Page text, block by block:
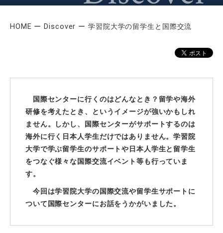
HOME Discover 学習院大学の留学生と国際交流
国際センターに行くのはどんなとき？留学や海外
研修を考えたとき、というイメージが強いかもしれ
ません。しかし、国際センターがサポートするのは
海外に行く日本人学生だけではありません。学習院
大学で学ぶ留学生のサポートや日本人学生と留学生
をつなぐ様々な国際交流イベント等も行っていま
す。
今回は学習院大学の国際交流や留学生サポートに
ついて国際センターにお話をうかがいました。